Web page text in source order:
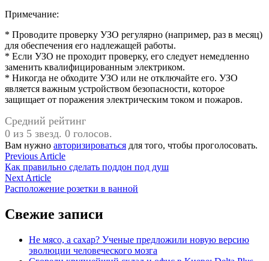
Примечание:
* Проводите проверку УЗО регулярно (например, раз в месяц)
для обеспечения его надлежащей работы.
* Если УЗО не проходит проверку, его следует немедленно
заменить квалифицированным электриком.
* Никогда не обходите УЗО или не отключайте его. УЗО
является важным устройством безопасности, которое
защищает от поражения электрическим током и пожаров.
Средний рейтинг
0 из 5 звезд. 0 голосов.
Вам нужно авторизироваться для того, чтобы проголосовать.
Навигация
по
записям
Previous ArticlePrevious
article:
Как правильно сделать поддон под душ
Next ArticleNext
article:
Расположение розетки в ванной
Свежие записи
Не мясо, а сахар? Ученые предложили новую версию
эволюции человеческого мозга